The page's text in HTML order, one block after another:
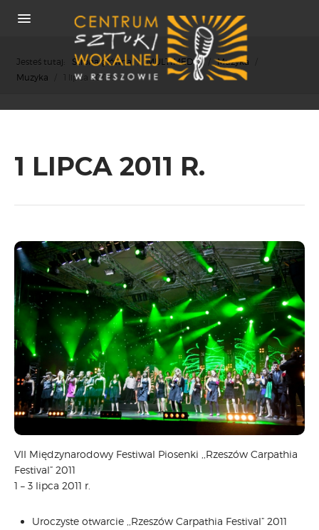
REKRUTACJA
PRASA
POLITYKA COOKIES
REKRUTACJA
FESTIWALE
CARPATHIA FESTIVAL
FESTIWAL PATRIOTYCZNY
WYDARZENIA
PŁYTY CD
MULTIMEDIA
MUZYKA
VIDEO
GALERIA
WARSZTATY
Jesteś tutaj: Strona główna / MULTIMEDIA Muzyka
Muzyka
1 lipca 2011 r.
1 LIPCA 2011 R.
VII Międzynarodowy Festiwal Piosenki ,,Rzeszów Carpathia
Festival” 2011
1 – 3 lipca 2011 r.
Uroczyste otwarcie ,,Rzeszów Carpathia Festival” 2011